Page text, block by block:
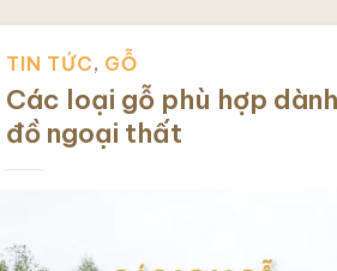
TIN TỨC, GỖ
Các loại gỗ phù hợp
đồ ngoại thất